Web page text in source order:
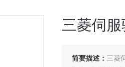
三菱伺
简要描述： 三菱